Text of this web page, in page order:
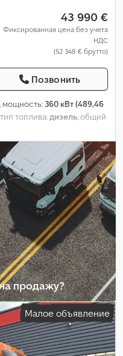
43 990 €
Фиксированная цена без учета
НДС
(52 348 € брутто)
Позвонить
, мощность: 360 кВт (489,46
топлива:дизель, общий
, класс
, Оборудование: ABS,
сажевый фильтр,
(ESP),
продажу?
Малое объявление